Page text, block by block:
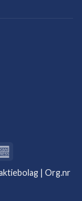
| Org.nr